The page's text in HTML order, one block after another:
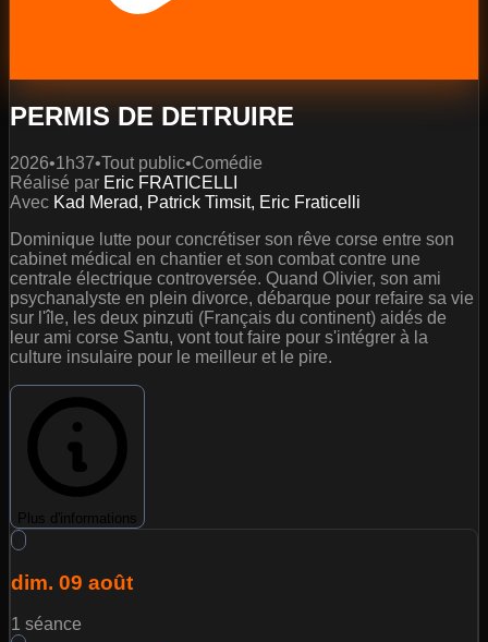
PERMIS DE DETRUIRE
2026•1h37•Tout public•Comédie
Réalisé par Eric FRATICELLI
Avec Kad Merad, Patrick Timsit, Eric Fraticelli
Dominique lutte pour concrétiser son rêve corse entre son
cabinet médical en chantier et son combat contre une
centrale électrique controversée. Quand Olivier, son ami
psychanalyste en plein divorce, débarque pour refaire sa vie
sur l'île, les deux pinzuti (Français du continent) aidés de
leur ami corse Santu, vont tout faire pour s'intégrer à la
culture insulaire pour le meilleur et le pire.
Plus d'informations
dim. 09 août
1 séance